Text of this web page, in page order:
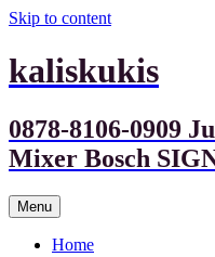
Skip to content
kaliskukis
0878-8106-0909
Mixer Bosch
Menu
Home